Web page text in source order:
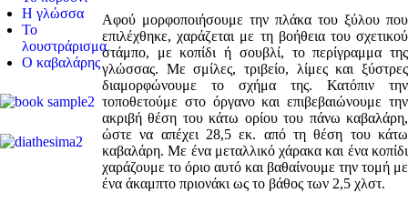
Η γλώσσα
Το
λουστράρισμα
Ο καβαλάρης
Αφού μορφοποιήσουμε την πλάκα του ξύλου που
επιλέχθηκε, χαράζεται με τη βοήθεια του σχετικού
στάμπο, με κοπίδι ή σουβλί, το περίγραμμα της
γλώσσας. Με σμίλες, τριβείο, λίμες και ξύστρες
διαμορφώνουμε το σχήμα της. Κατόπιν την
τοποθετούμε στο όργανο και επιβεβαιώνουμε την
ακριβή θέση του κάτω ορίου του πάνω καβαλάρη,
ώστε να απέχει 28,5 εκ. από τη θέση του κάτω
καβαλάρη. Με ένα μεταλλικό χάρακα και ένα κοπίδι
χαράζουμε το όριο αυτό και βαθαίνουμε την τομή με
ένα άκαμπτο πριονάκι ως το βάθος των 2,5 χλστ.